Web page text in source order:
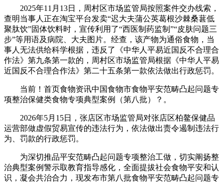
2025年11月13日，周村区市场监管局按照案件交办线索，
查明当事人正在淘宝平台发卖“迟大夫蒲公英葛根沙棘桑葚低
聚肽饮”固体饮料时，宣传利用了“西医制药监制”“皮肤问题三
步”等用语及病院、大夫图片。经查，该产物为通俗食物，当
事人无法供给科学根据，违反了《中华人平易近国反不合理合
作法》第九条第一款的，周村区市场监管局根据《中华人平易
近国反不合理合作法》第二十五条第一款依法做出行政惩罚。
当前！首页食物资讯中国食物市食物平安范畴凸起问题专
项整治保健类食物专项典型案例（第八批）？。
2026年5月15日，张店区市场监管局对张店区柏鳌保健品
运营部做虚假贸易宣传的违法行为，依法做出责令遏制违法行
为、罚款的行政惩罚。
为深切推品平安范畴凸起问题专项整治工做，切实阐扬整
治典型案例警示取教育指导感化，全面提拔社会食物平安和认
识，凝会共治合力，现发布市第八批食物平安范畴凸起问题专